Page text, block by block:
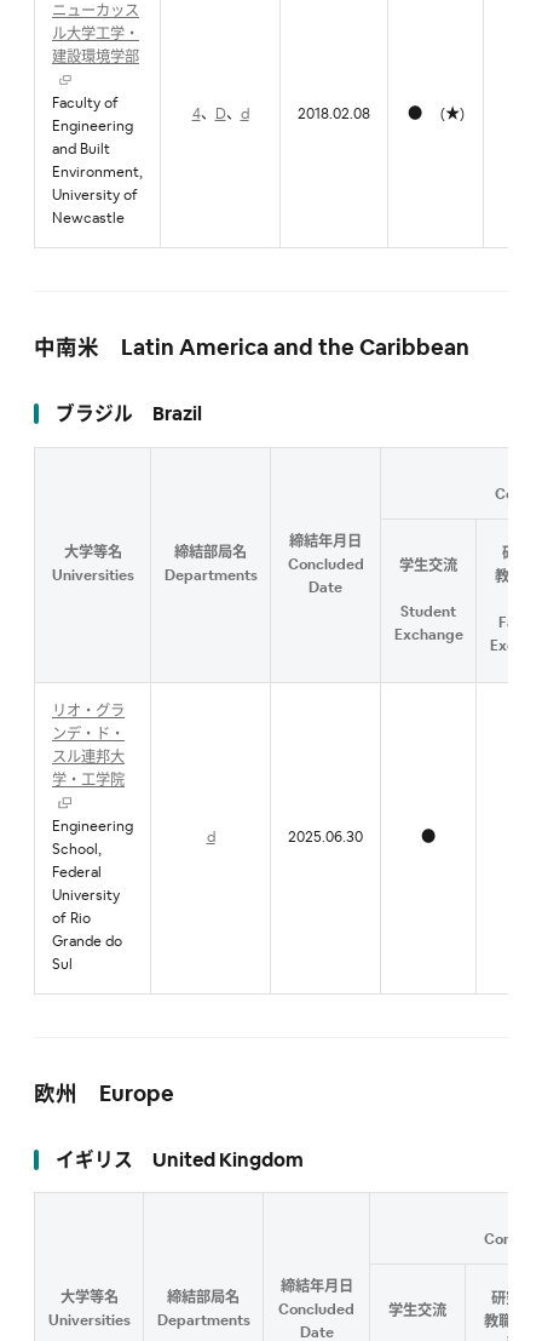
ニューカッス
ル大学工学・
建設環境学部
Faculty of
Engineering
and Built
Environment,
University of
Newcastle
4、 D、 d 2018.02.08 ● (★)
中南米 Latin America and the Caribbean
ブラジル Brazil
大学等名
Universities
締結部局名
Departments
締結年月日
Concluded
Date
学生交流
Student
Exchange
研究
教職員
リオ・グラ
ンデ・ド・
スル連邦大
学・工学院
Engineering
School,
Federal
University
of Rio
Grande do
Sul
d 2025.06.30 ●
欧州 Europe
イギリス United Kingdom
大学等名
Universities
締結部局名
Departments
締結年月日
Concluded
Date
学生交流
研究者
教職員交